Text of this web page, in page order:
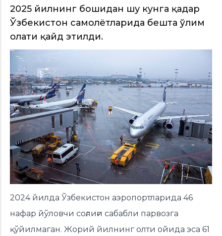
2025 йилнинг бошидан шу кунга қадар
Ўзбекистон самолётларида бешта ўлим
ҳолати қайд этилди.
2024 йилда Ўзбекистон аэропортларида 46
нафар йўловчи соғлиғи сабабли парвозга
қўйилмаган. Жорий йилнинг олти ойида эса 61